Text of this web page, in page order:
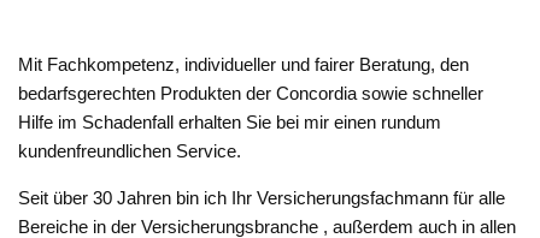
Mit Fachkompetenz, individueller und fairer Beratung, den
bedarfsgerechten Produkten der Concordia sowie schneller
Hilfe im Schadenfall erhalten Sie bei mir einen rundum
kundenfreundlichen Service.
Seit über 30 Jahren bin ich Ihr Versicherungsfachmann für alle
Bereiche in der Versicherungsbranche , außerdem auch in allen